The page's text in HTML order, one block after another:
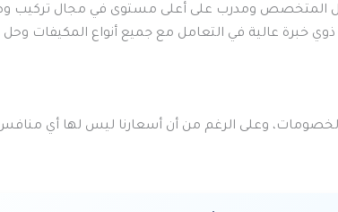
المتخصص ومدرب على أعلى مستوى في مجال تركيب
خبرة عالية في التعامل مع جميع أنواع المكيفات
وعلى الرغم من أن أسعارنا ليس لها أي